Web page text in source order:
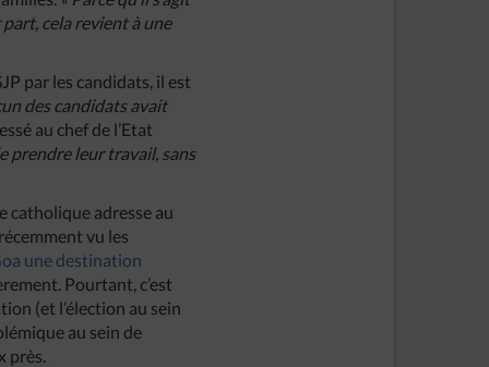
cela revient à une
par les candidats, il est
des candidats avait
au chef de l’Etat
prendre leur travail, sans
catholique adresse au
vu les
une destination
Pourtant, c’est
(et l’élection au sein
au sein de
près.